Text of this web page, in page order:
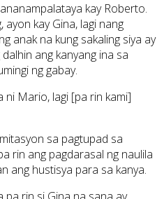
kay Roberto.
ayon kay Gina, lagi nang
anak na kung sakaling siya ay
ang kanyang ina sa
ng gabay.
ni Mario, lagi [pa rin kami]
sa pagtupad sa
rin ang pagdarasal ng naulila
ang hustisya para sa kanya.